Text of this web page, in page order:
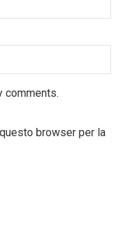
comments.
browser per la